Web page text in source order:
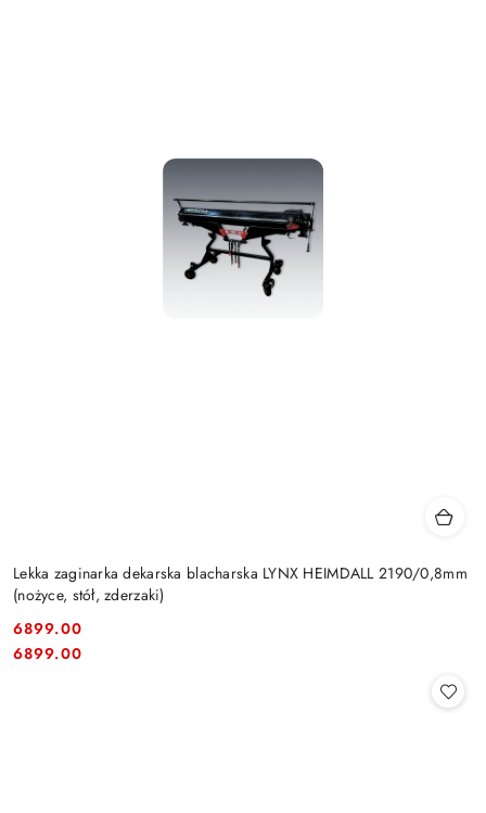
Lekka zaginarka dekarska blacharska LYNX HEIMDALL 2190/0,8mm
(nożyce, stół, zderzaki)
Cena:
6899.00
Cena:
6899.00